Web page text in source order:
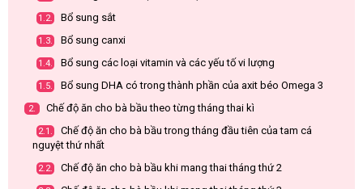
1.2. Bổ sung sắt
1.3. Bổ sung canxi
1.4. Bổ sung các loại vitamin và các yếu tố vi lượng
1.5. Bổ sung DHA có trong thành phần của axit béo Omega 3
2. Chế độ ăn cho bà bầu theo từng tháng thai kì
2.1.
Chế độ ăn cho bà bầu trong tháng đầu tiên của tam cá
nguyệt thứ nhất
2.2. Chế độ ăn cho bà bầu khi mang thai tháng thứ 2